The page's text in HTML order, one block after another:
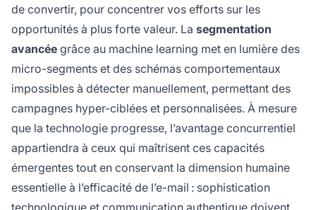
de convertir, pour concentrer vos efforts sur les
opportunités à plus forte valeur. La segmentation
avancée grâce au machine learning met en lumière des
micro-segments et des schémas comportementaux
impossibles à détecter manuellement, permettant des
campagnes hyper-ciblées et personnalisées. À mesure
que la technologie progresse, l’avantage concurrentiel
appartiendra à ceux qui maîtrisent ces capacités
émergentes tout en conservant la dimension humaine
essentielle à l’efficacité de l’e-mail : sophistication
technologique et communication authentique doivent